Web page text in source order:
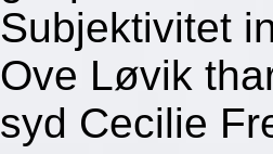
Subjektivitet
Ove Løvik
syd Cecilie